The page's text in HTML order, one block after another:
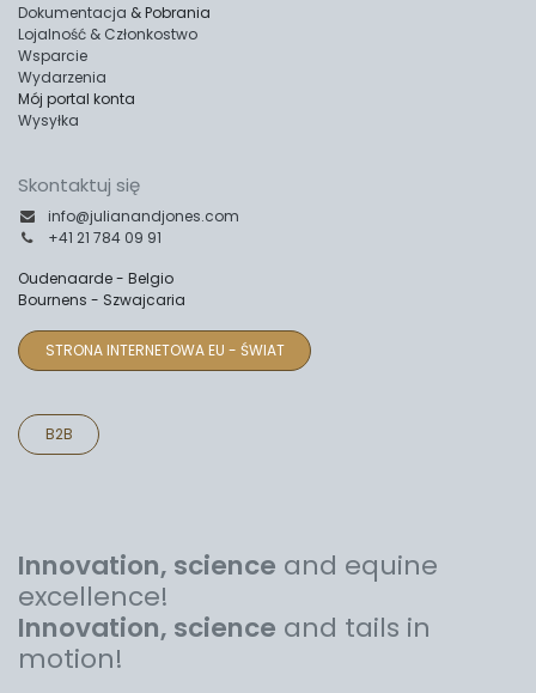
Dokumentacja & Pobrania
Lojalność & Członkostwo
Wsparcie
Wydarzenia
Mój portal konta
Wysyłka
Skontaktuj się
info@julianandjones.com
+41 21 784 09 91
Oudenaarde - Belgio
Bournens - Szwajcaria
STRONA INTERNETOWA EU - ŚWIAT
B2B
Innovation, science and equine
excellence!
Innovation, science and tails in
motion!